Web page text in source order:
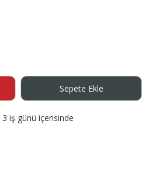
Sepete Ekle
3 iş günü içerisinde